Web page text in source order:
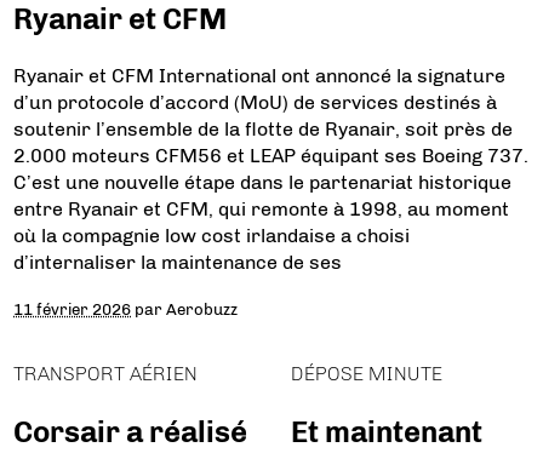
Ryanair et CFM
Ryanair et CFM International ont annoncé la signature
d’un protocole d’accord (MoU) de services destinés à
soutenir l’ensemble de la flotte de Ryanair, soit près de
2.000 moteurs CFM56 et LEAP équipant ses Boeing 737.
C’est une nouvelle étape dans le partenariat historique
entre Ryanair et CFM, qui remonte à 1998, au moment
où la compagnie low cost irlandaise a choisi
d’internaliser la maintenance de ses
11 février 2026 parAerobuzz
TRANSPORT AÉRIEN
Corsair a réalisé
DÉPOSE MINUTE
Et maintenant